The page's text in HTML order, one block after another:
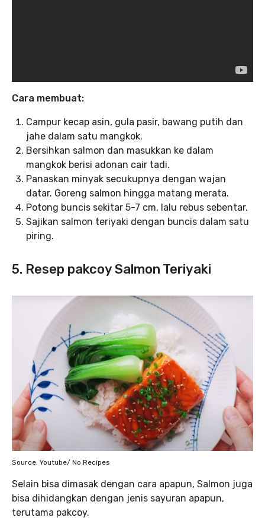
Cara membuat:
Campur kecap asin, gula pasir, bawang putih dan
jahe dalam satu mangkok.
Bersihkan salmon dan masukkan ke dalam
mangkok berisi adonan cair tadi.
Panaskan minyak secukupnya dengan wajan
datar. Goreng salmon hingga matang merata.
Potong buncis sekitar 5-7 cm, lalu rebus sebentar.
Sajikan salmon teriyaki dengan buncis dalam satu
piring.
5. Resep pakcoy Salmon Teriyaki
Source: Youtube/ No Recipes
Selain bisa dimasak dengan cara apapun, Salmon juga
bisa dihidangkan dengan jenis sayuran apapun,
terutama pakcoy.